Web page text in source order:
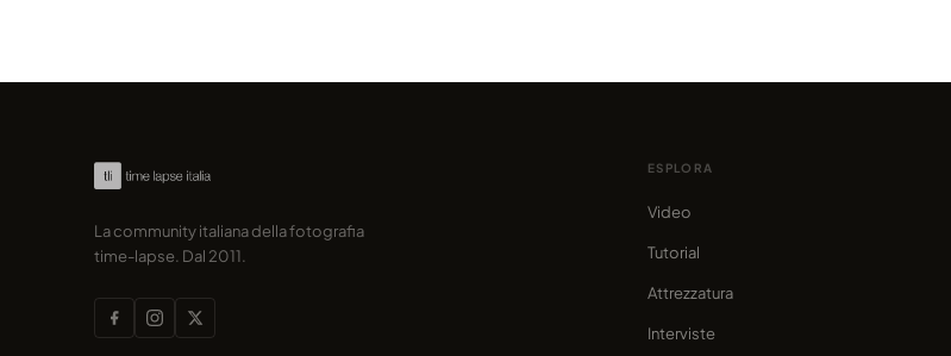
La community italiana della fotografia
time-lapse. Dal 2011.
ESPLORA
Video
Tutorial
Attrezzatura
Interviste